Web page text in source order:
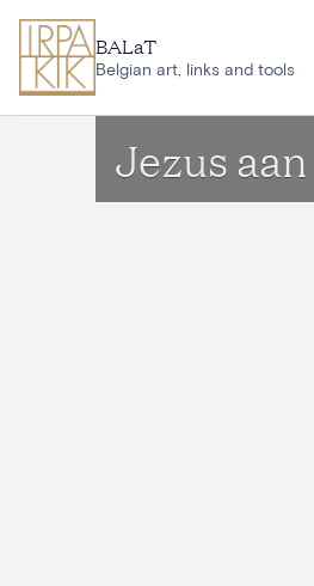
BALaT
Belgian art, links and tools
Jezus